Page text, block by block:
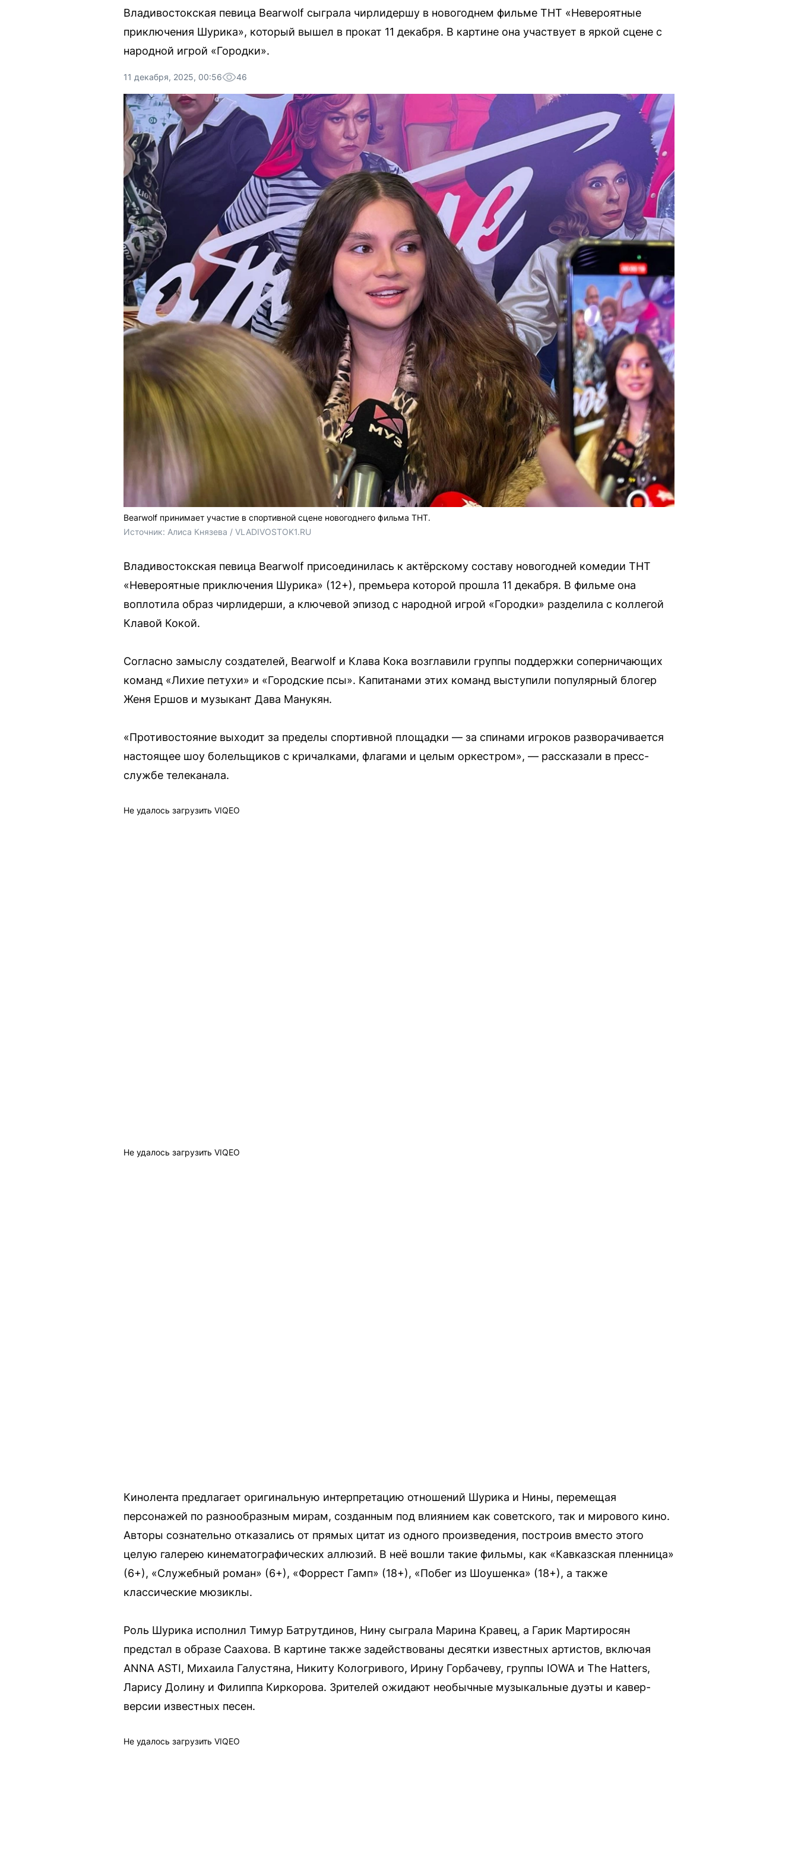
Владивостокская певица Bearwolf сыграла чирлидершу в новогоднем фильме ТНТ «Невероятные
приключения Шурика», который вышел в прокат 11 декабря. В картине она участвует в яркой сцене с
народной игрой «Городки».
11 декабря, 2025, 00:56 46
Bearwolf принимает участие в спортивной сцене новогоднего фильма ТНТ.
Источник: Алиса Князева / VLADIVOSTOK1.RU
Владивостокская певица Bearwolf присоединилась к актёрскому составу новогодней комедии ТНТ
«Невероятные приключения Шурика» (12+), премьера которой прошла 11 декабря. В фильме она
воплотила образ чирлидерши, а ключевой эпизод с народной игрой «Городки» разделила с коллегой
Клавой Кокой.
Согласно замыслу создателей, Bearwolf и Клава Кока возглавили группы поддержки соперничающих
команд «Лихие петухи» и «Городские псы». Капитанами этих команд выступили популярный блогер
Женя Ершов и музыкант Дава Манукян.
«Противостояние выходит за пределы спортивной площадки — за спинами игроков разворачивается
настоящее шоу болельщиков с кричалками, флагами и целым оркестром», — рассказали в пресс-
службе телеканала.
Не удалось загрузить VIQEO
Не удалось загрузить VIQEO
Кинолента предлагает оригинальную интерпретацию отношений Шурика и Нины, перемещая
персонажей по разнообразным мирам, созданным под влиянием как советского, так и мирового кино.
Авторы сознательно отказались от прямых цитат из одного произведения, построив вместо этого
целую галерею кинематографических аллюзий. В неё вошли такие фильмы, как «Кавказская пленница»
(6+), «Служебный роман» (6+), «Форрест Гамп» (18+), «Побег из Шоушенка» (18+), а также
классические мюзиклы.
Роль Шурика исполнил Тимур Батрутдинов, Нину сыграла Марина Кравец, а Гарик Мартиросян
предстал в образе Саахова. В картине также задействованы десятки известных артистов, включая
ANNA ASTI, Михаила Галустяна, Никиту Кологривого, Ирину Горбачеву, группы IOWA и The Hatters,
Ларису Долину и Филиппа Киркорова. Зрителей ожидают необычные музыкальные дуэты и кавер-
версии известных песен.
Не удалось загрузить VIQEO